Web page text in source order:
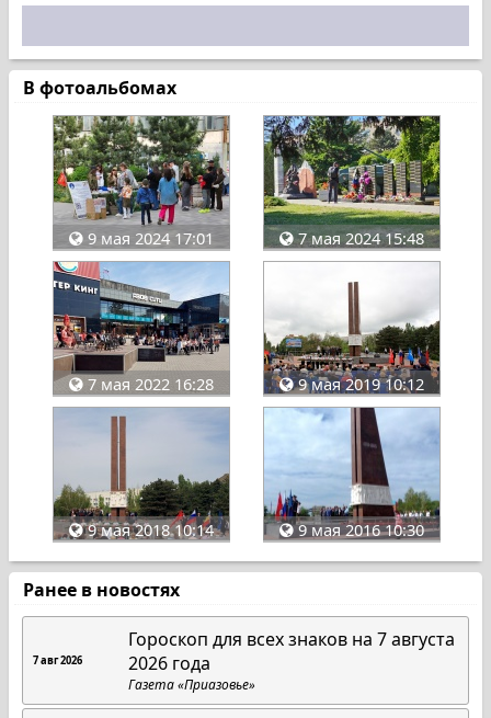
В фотоальбомах
9 мая 2024 17:01 7 мая 2024 15:48
7 мая 2022 16:28 9 мая 2019 10:12
9 мая 2018 10:14 9 мая 2016 10:30
Ранее в новостях
7 авг 2026
Гороскоп для всех знаков на 7 августа
2026 года
Газета «Приазовье»